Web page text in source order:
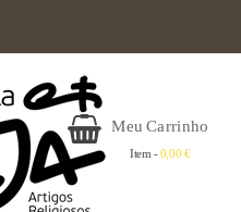
Meu Carrinho
Item - 0,00 €